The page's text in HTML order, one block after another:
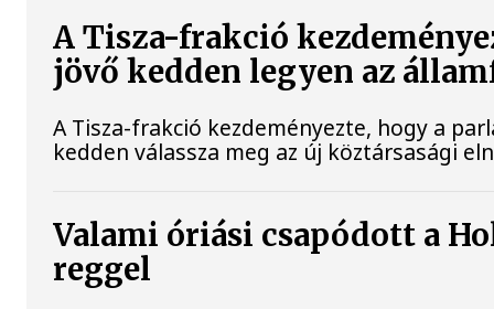
A Tisza-frakció
jövő kedden legyen az
A Tisza-frakció kezdeményezte, hogy a
kedden válassza meg az új köztársasági
Valami óriási csapódott a
reggel